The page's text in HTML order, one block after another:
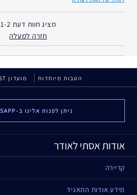
מציג חוות דעת 1-2
חזרה למעלה
הטבות מיוחדות מועדון ESTÉE E-LIST
ניתן לפנות אלינו ב-WHATSAPP
אודות אסתי לאודר
קריירה
מידע אודות התאגיד